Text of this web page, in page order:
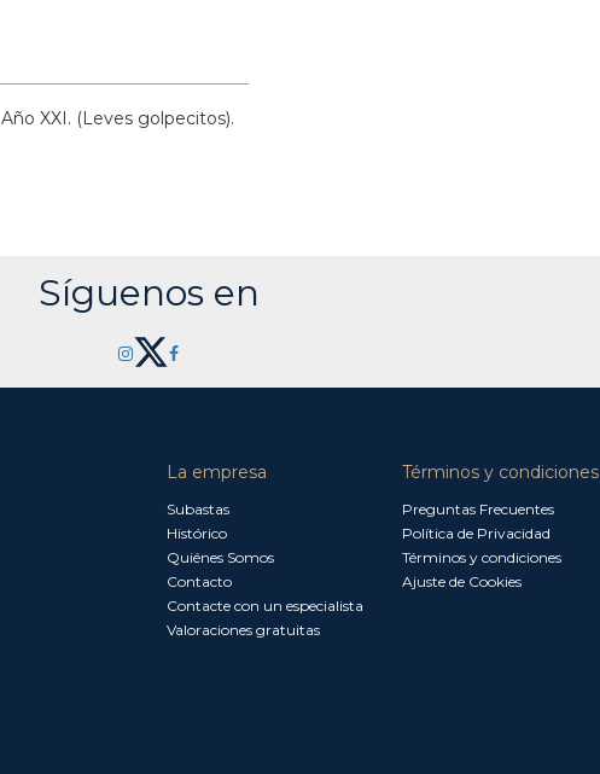
Año XXI. (Leves golpecitos).
Síguenos en
La empresa
Subastas
Histórico
Quiénes Somos
Contacto
Contacte con un especialista
Valoraciones gratuitas
Términos y condiciones
Preguntas Frecuentes
Política de Privacidad
Términos y condiciones
Ajuste de Cookies